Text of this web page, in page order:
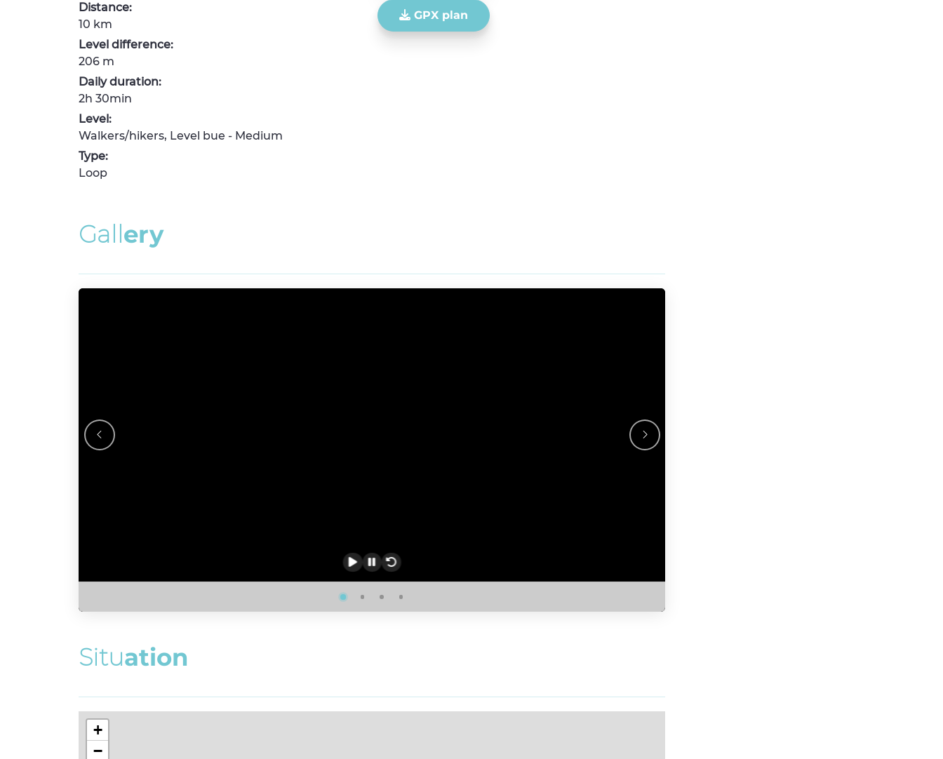
Distance:
10 km
Level difference:
206 m
Daily duration:
2h 30min
Level:
Walkers/hikers, Level bue - Medium
Type:
Loop
GPX plan
Gallery
Situation
+
−